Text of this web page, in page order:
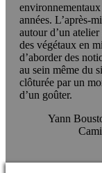
années. L’après-
autour d’un
des végétaux en
d’aborder des
au sein même du
clôturée par un
d’un goûter.
Yann